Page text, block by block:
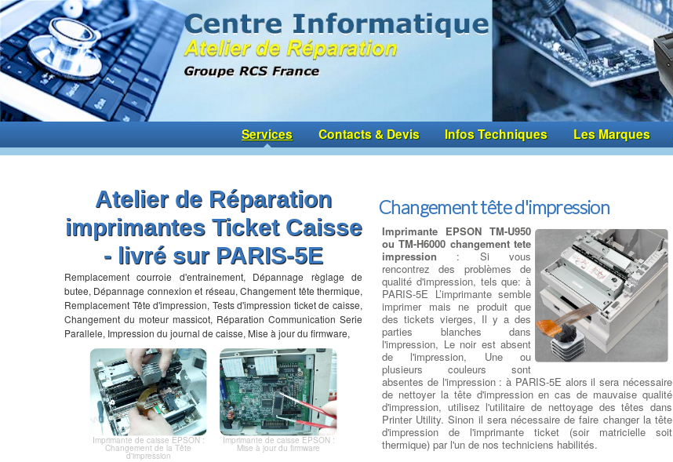
Services Contacts & Devis Infos Techniques Les Marques
Atelier de Réparation
imprimantes Ticket Caisse
- livré sur PARIS-5E
Remplacement courroie d'entrainement, Dépannage règlage de
butee, Dépannage connexion et réseau, Changement tête thermique,
Remplacement Tête d'impression, Tests d'impression ticket de caisse,
Changement du moteur massicot, Réparation Communication Serie
Parallele, Impression du journal de caisse, Mise à jour du firmware,
Imprimante de caisse EPSON :
Changement de la Tête
d'impression
Imprimante de caisse EPSON :
Mise à jour du firmware
Changement tête d'impression
Imprimante EPSON TM-U950
ou TM-H6000 changement tete
impression : Si vous
rencontrez des problèmes de
qualité d'impression, tels que: à
PARIS-5E L’imprimante semble
imprimer mais ne produit que
des tickets vierges, Il y a des
parties blanches dans
l'impression, Le noir est absent
de l'impression, Une ou
plusieurs couleurs sont
absentes de l'impression : à PARIS-5E alors il sera nécessaire
de nettoyer la tête d'impression en cas de mauvaise qualité
d'impression, utilisez l'utilitaire de nettoyage des têtes dans
Printer Utility. Sinon il sera nécessaire de faire changer la tête
d'impression de l'imprimante ticket (soir matricielle soit
thermique) par l'un de nos techniciens habilités.